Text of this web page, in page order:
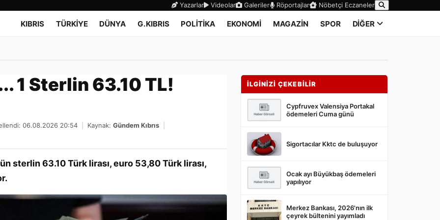
Yazarlar Videolar Galeriler Röportajlar Nöbetçi Eczaneler
KIBRIS TÜRKİYE DÜNYA G.KIBRIS POLİTİKA EKONOMİ MAGAZİN SPOR DİĞER
1 Sterlin 63.10 TL!
06.08.2026 20:54 Kaynak: Gündem Kıbrıs
sterlin 63.10 Türk lirası, euro 53,80 Türk lirası,
İLGİNİZİ ÇEKEBİLİR
Cypfruvex Valensiya Portakal
ödemeleri Cuma günü
Sigortacılar Kktc de buluşuyor
Ocak ayı Büyükbaş ödemeleri
yapılıyor
Merkez Bankası, 2026'nın ilk
çeyrek bültenini yayımladı